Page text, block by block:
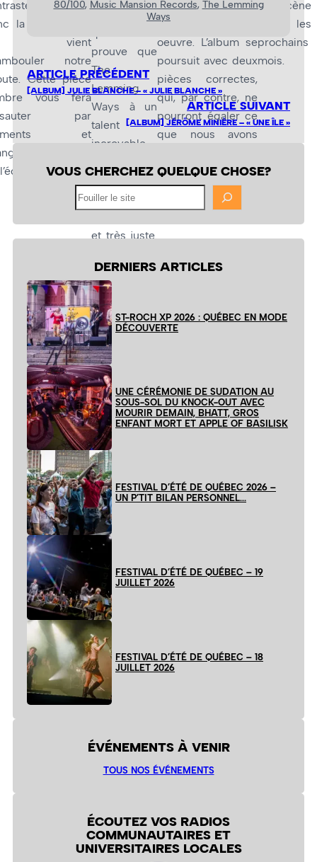
C’est
la pièce
vient
notre
Cette pièce
vous fera
par
et
l’ambiance
émouvante,
prouve que
The
Lemming
Ways à un
talent
incroyable.
sont
parfaitement
et très juste.
cette pièce
n’est pas
dans la
lignée de la
pop synthé
des
premières
chansons de
l’album, mais
c’est une
sublime
pièce qui à
sa place
dans cet
album.
l’atmosphère que
dégage cette
oeuvre. L’album se
poursuit avec deux
pièces correctes,
qui, par contre, ne
pourront égaler ce
que nous avons
KingetThe Great
White Blur .
sur scène
dans les
prochains
mois.
80/100, Music Mansion Records, The Lemming
Ways
ARTICLE PRÉCÉDENT
[ALBUM] JULIE BLANCHE – « JULIE BLANCHE »
ARTICLE SUIVANT
[ALBUM] JÉRÔME MINIÈRE – « UNE ÎLE »
VOUS CHERCHEZ QUELQUE CHOSE?
DERNIERS ARTICLES
ST-ROCH XP 2026 : QUÉBEC EN MODE
DÉCOUVERTE
UNE CÉRÉMONIE DE SUDATION AU
SOUS-SOL DU KNOCK-OUT AVEC
MOURIR DEMAIN, BHATT, GROS
ENFANT MORT ET APPLE OF BASILISK
FESTIVAL D’ÉTÉ DE QUÉBEC 2026 –
UN P’TIT BILAN PERSONNEL…
FESTIVAL D’ÉTÉ DE QUÉBEC – 19
JUILLET 2026
FESTIVAL D’ÉTÉ DE QUÉBEC – 18
JUILLET 2026
ÉVÉNEMENTS À VENIR
TOUS NOS ÉVÉNEMENTS
ÉCOUTEZ VOS RADIOS
COMMUNAUTAIRES ET
UNIVERSITAIRES LOCALES